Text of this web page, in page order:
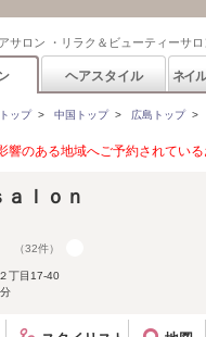
サロン ・リラク＆ビューティーサ
ヘアスタイル ネイ
ップ> 中国トップ> 広島トップ>
響のある地域へご予約されてい
ａｌｏｎ
（32件）
丁目17-40